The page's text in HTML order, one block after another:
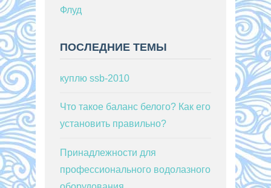
Флуд
ПОСЛЕДНИЕ ТЕМЫ
куплю ssb-2010
Что такое баланс белого? Как его
установить правильно?
Принадлежности для
профессионального водолазного